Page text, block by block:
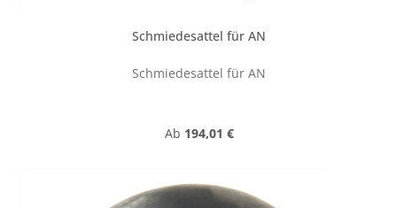
Schmiedesattel für AN
Schmiedesattel für AN
Regulärer Preis:
Ab 194,01 €